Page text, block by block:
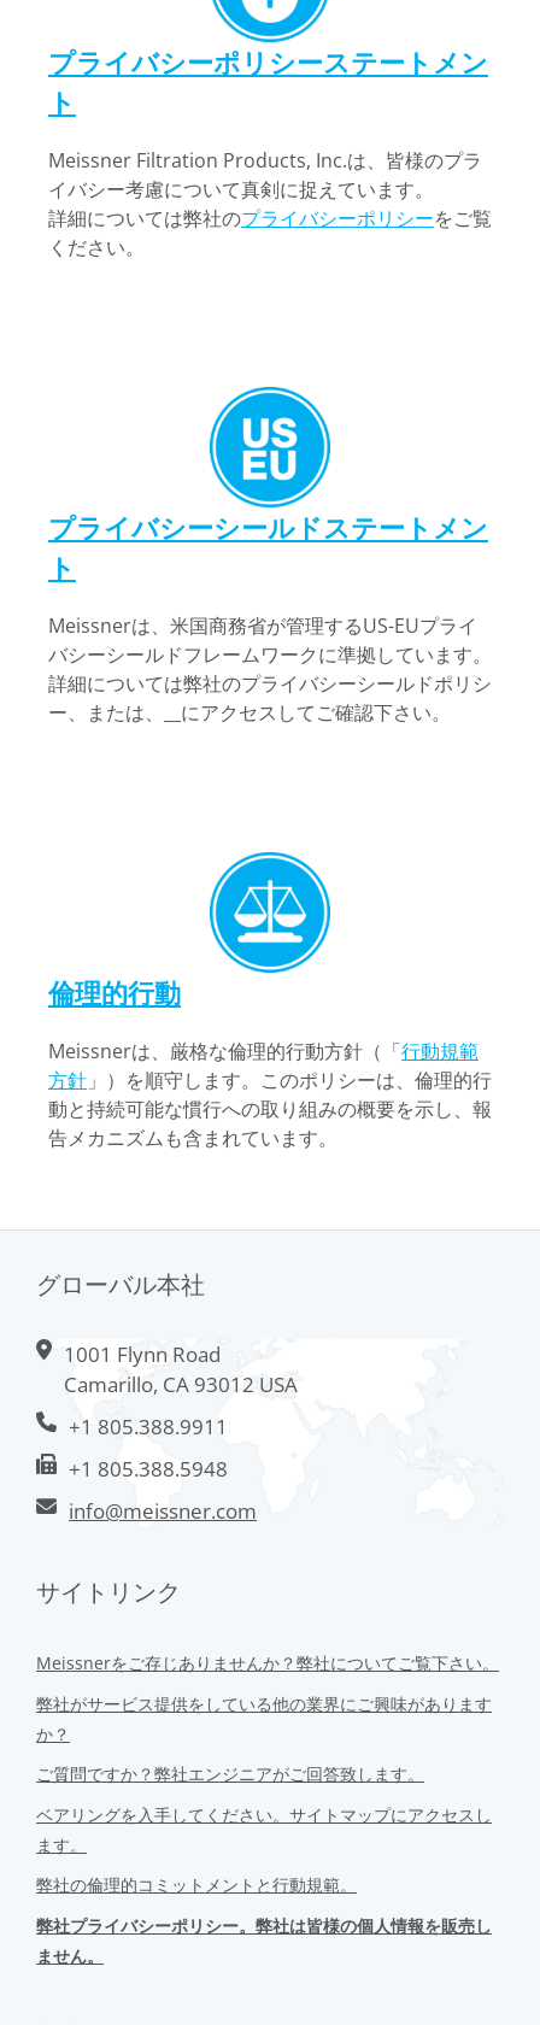
プライバシーポリシーステートメン
ト
Meissner Filtration Products, Inc.は、皆様のプラ
イバシー考慮について真剣に捉えています。
詳細については弊社のプライバシーポリシーをご覧
ください。
プライバシーシールドステートメン
ト
Meissnerは、米国商務省が管理するUS-EUプライ
バシーシールドフレームワークに準拠しています。
詳細については弊社のプライバシーシールドポリシ
ー、または、__にアクセスしてご確認下さい。
倫理的行動
Meissnerは、厳格な倫理的行動方針（「行動規範
方針 」）を順守します。このポリシーは、倫理的行
動と持続可能な慣行への取り組みの概要を示し、報
告メカニズムも含まれています。
グローバル本社
1001 Flynn Road
Camarillo, CA 93012 USA
+1 805.388.9911
+1 805.388.5948
info@meissner.com
サイトリンク
Meissnerをご存じありませんか？弊社についてご覧下さい。
弊社がサービス提供をしている他の業界にご興味があります
か？
ご質問ですか？弊社エンジニアがご回答致します。
ベアリングを入手してください。サイトマップにアクセスし
ます。
弊社の倫理的コミットメントと行動規範。
弊社プライバシーポリシー。弊社は皆様の個人情報を販売し
ません。